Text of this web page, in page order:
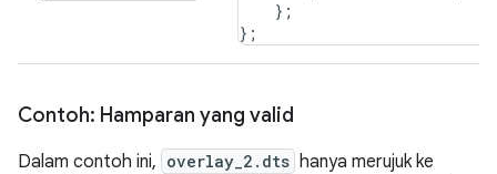
    };
Contoh: Hamparan yang valid
Dalam contoh ini, overlay_2.dts hanya merujuk ke